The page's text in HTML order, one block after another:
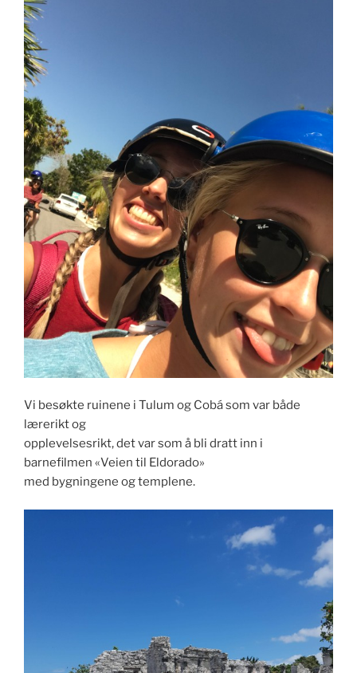
Vi besøkte ruinene i Tulum og Cobá som var både
lærerikt og
opplevelsesrikt, det var som å bli dratt inn i
barnefilmen «Veien til Eldorado»
med bygningene og templene.